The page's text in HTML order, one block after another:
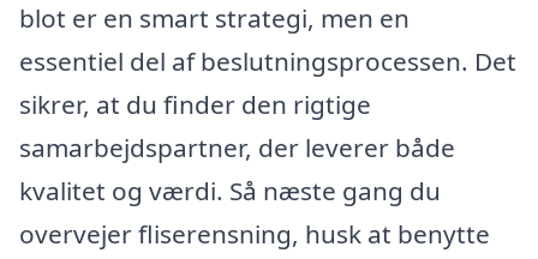
blot er en smart strategi, men en
essentiel del af beslutningsprocessen. Det
sikrer, at du finder den rigtige
samarbejdspartner, der leverer både
kvalitet og værdi. Så næste gang du
overvejer fliserensning, husk at benytte